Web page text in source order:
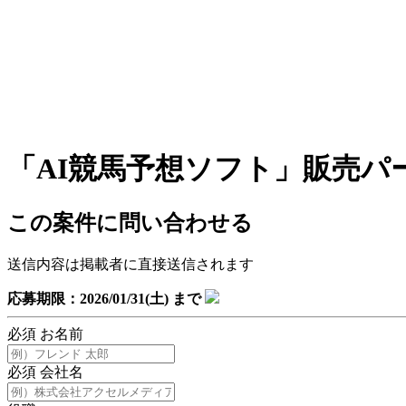
「AI競馬予想ソフト」販売パ
この案件に問い合わせる
送信内容は掲載者に直接送信されます
応募期限：2026/01/31(土) まで
必須 お名前
必須 会社名